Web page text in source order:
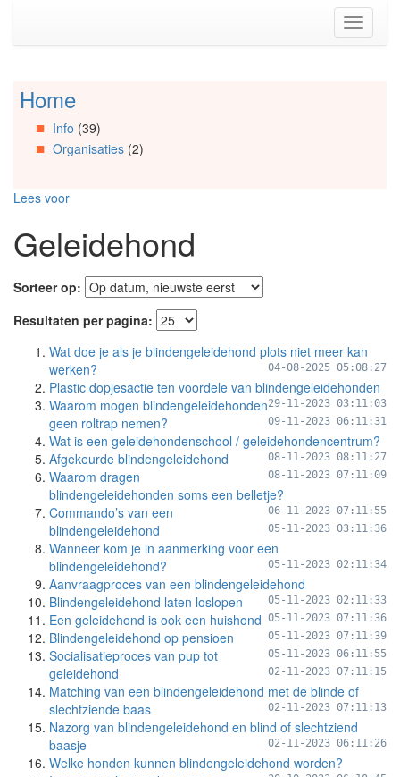
(Accesskey
Toggle
Spring
Artikels
Spring
Spring
Organisaties
Spring
Social
media
Home
Info (39)
Organisaties(2)
Lees voor
Geleidehond
Sorteer op:
Resultaten per pagina:
Wat doe je als je blindengeleidehond plots niet meer kan
werken?
04-08-2025 05:08:27
Plastic dopjesactie ten voordele van blindengeleidehonden
29-11-2023 03:11:03
Waarom mogen blindengeleidehonden
geen roltrap nemen?
09-11-2023 06:11:31
Wat is een geleidehondenschool / geleidehondencentrum?
08-11-2023 08:11:27
Afgekeurde blindengeleidehond
08-11-2023 07:11:09
Waarom dragen
blindengeleidehonden soms een belletje?
06-11-2023 07:11:55
Commando’s van een
blindengeleidehond
05-11-2023 03:11:36
Wanneer kom je in aanmerking voor een
blindengeleidehond?
05-11-2023 02:11:34
Aanvraagproces van een blindengeleidehond
05-11-2023 02:11:33
Blindengeleidehond laten loslopen
05-11-2023 07:11:36
Een geleidehond is ook een huishond
05-11-2023 07:11:39
Blindengeleidehond op pensioen
05-11-2023 06:11:55
Socialisatieproces van pup tot
geleidehond
02-11-2023 07:11:15
Matching van een blindengeleidehond met de blinde of
slechtziende baas
02-11-2023 07:11:13
Nazorg van blindengeleidehond en blind of slechtziend
baasje
02-11-2023 06:11:26
Welke honden kunnen blindengeleidehond worden?